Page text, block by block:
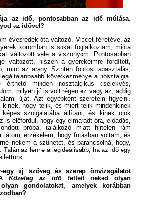
az idő, pontosabban az idő múlása.
az idővel?
évezredek óta változó. Viccet félretéve, az
koromban is sokat foglalkoztam, mióta
változott vele a viszonyom. Pontosabban
változott, hiszen a gyerekeimre fordított,
mint az arany. Szintén fontos tapasztalás,
következménye a nosztalgia.
minden nosztalgikus cselekvés,
milyen jó is volt régen ez vagy az, addig
újat. Azt egyébként szeretem figyelni,
kinek, hogy telik, és miért telik mindenkinek
szolgálatába állítani, és kinek örök
is előfordul, hogy egy elmaradt óra, előadás,
próba, találkozó miatt hirtelen rám
látom, érzékelem, hogy futásban voltam, és
nekem a szünetet, és parancsolná, hogy,
Talán az lenne a legideálisabb, ha az idő egy
egy új szöveg és szerep önvizsgálatot
Közeleg az idő feltett neked olyan
gondolatokat, amelyek korábban